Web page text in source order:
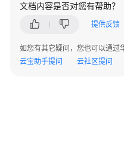
置
时
集
文档内容是否对您有帮助？
提供反馈
如您有其它疑问，您也可以通过
云宝助手提问
云社区提问